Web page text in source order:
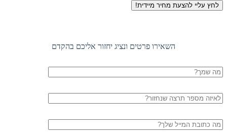
לחץ עליי להצעת מחיר מיידית!
השאירו פרטים ונציג יחזור אליכם בהקדם
שם
מלא
טלפון
דוא"ל